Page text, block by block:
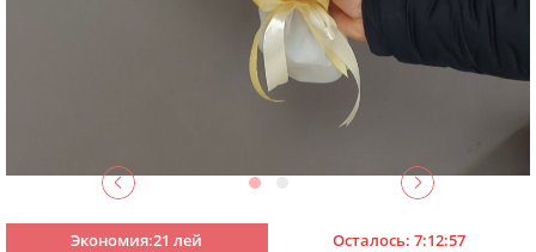
Экономия:21 лей Осталось: 7:12:56